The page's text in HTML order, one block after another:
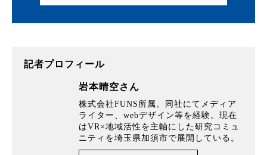
記者プロフィール
岩本晴空さん
株式会社FUNS所属。同社にてメディア
ライター、webデザイン等を経験。現在
はVR×地域活性を主軸にした研究コミュ
ニティを埼玉県加須市で展開している。